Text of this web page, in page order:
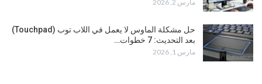
مارس 2, 2026
حل مشكلة الماوس لا يعمل في اللاب توب (Touchpad)
بعد التحديث: 7 خطوات…
مارس 1, 2026